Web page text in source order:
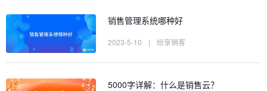
销售管理系统哪种好
2023-5-10 | 纷享销客
5000字详解：什么是销售云？